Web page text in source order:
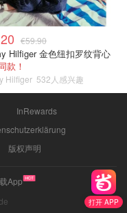
打开 APP
€59.90
Hilfiger 金色纽扣罗纹背心
款！
Hilfiger 532人感兴趣
InRewards
版权声明
App